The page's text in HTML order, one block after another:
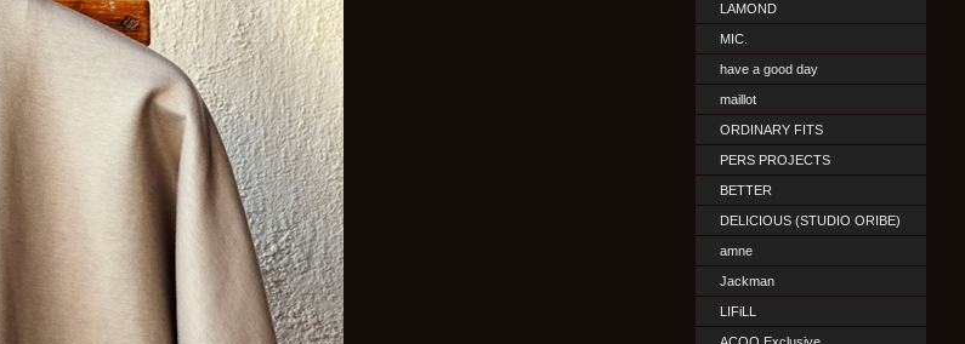
LAMOND
MIC.
have a good day
maillot
ORDINARY FITS
PERS PROJECTS
BETTER
DELICIOUS (STUDIO ORIBE)
amne
Jackman
LIFiLL